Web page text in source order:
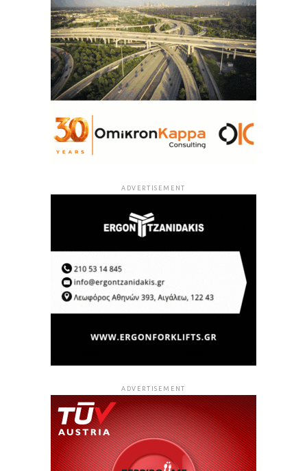
ADVERTISEMENT
ADVERTISEMENT